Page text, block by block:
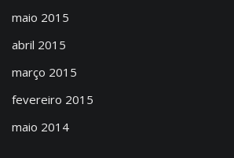
maio 2015
abril 2015
março 2015
fevereiro 2015
maio 2014